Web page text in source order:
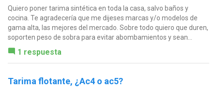
Quiero poner tarima sintética en toda la casa, salvo baños y
cocina. Te agradecería que me dijeses marcas y/o modelos de
gama alta, las mejores del mercado. Sobre todo quiero que duren,
soporten peso de sobra para evitar abombamientos y sean...
1 respuesta
Tarima flotante, ¿Ac4 o ac5?